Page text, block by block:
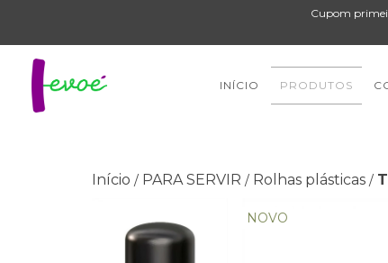
Cupom
INÍCIO PRODUTOS
Início / PARA SERVIR / Rolhas plásticas /
NOVO